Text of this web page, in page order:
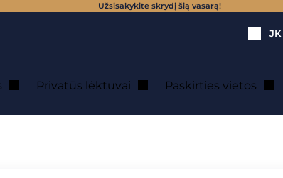
Užsisakykite skrydį šią vasarą!
JK
Privatūs lėktuvai Paskirties vietos